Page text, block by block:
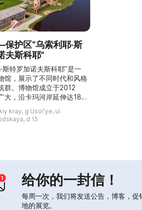
护区“乌索利耶·斯
夫斯科耶”
斯特罗加诺夫斯科耶”是一
馆，展示了不同时代和风格
群。博物馆成立于2012
大，沿卡玛河岸延伸达18.7
内有45处18—19世纪的建
中6处为联邦级保护单位。
学术与实践相结合的会议、
性活动，例如“乌索利耶·斯
kray, g Usolʹye, ul
d 15
给你的一封信！
每周一次，我们将发送公告，博客，
地的展览。